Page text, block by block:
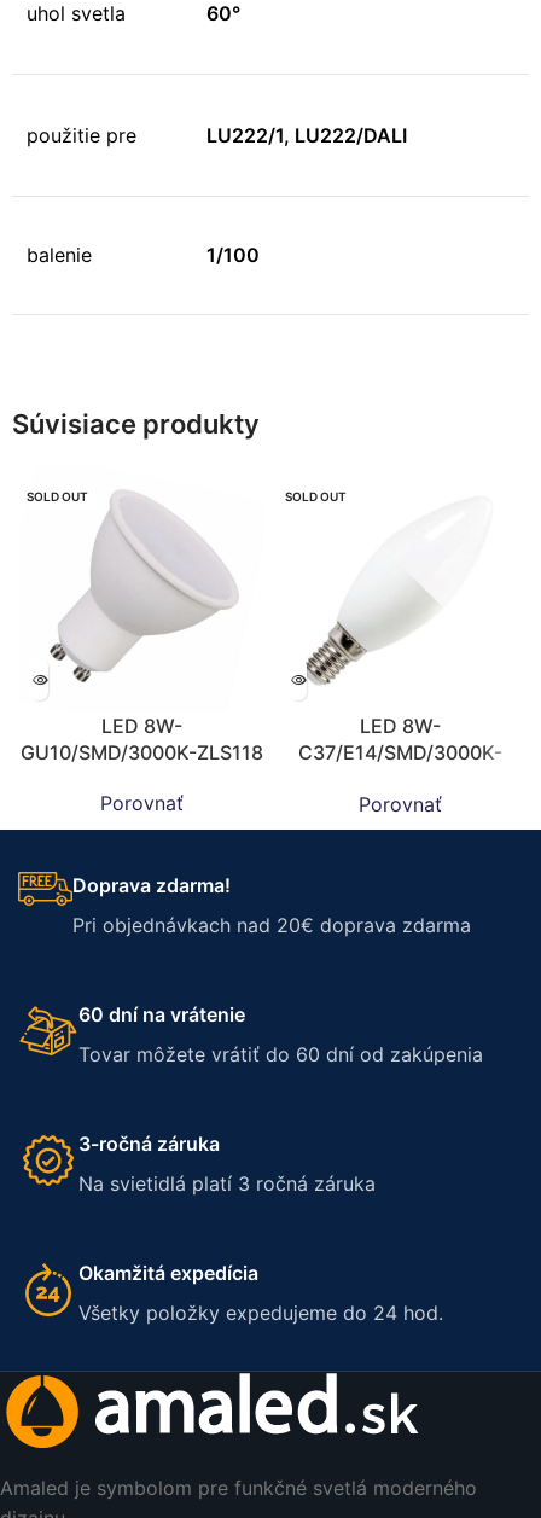
uhol svetla 60°
použitie pre LU222/1, LU222/DALI
balenie 1/100
Súvisiace produkty
SOLD OUT
LED 8W-
GU10/SMD/3000K-ZLS118
Porovnať
SOLD OUT
LED 8W-
C37/E14/SMD/3000K-
Porovnať
Doprava zdarma!
Pri objednávkach nad 20€ doprava zdarma
60 dní na vrátenie
Tovar môžete vrátiť do 60 dní od zakúpenia
3-ročná záruka
Na svietidlá platí 3 ročná záruka
Okamžitá expedícia
Všetky položky expedujeme do 24 hod.
Amaled je symbolom pre funkčné svetlá moderného